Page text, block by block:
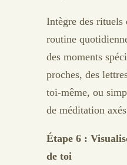
Intègre des rituels
routine
des moments
proches, des
toi-même, ou
de méditation
Étape 6 :
de toi